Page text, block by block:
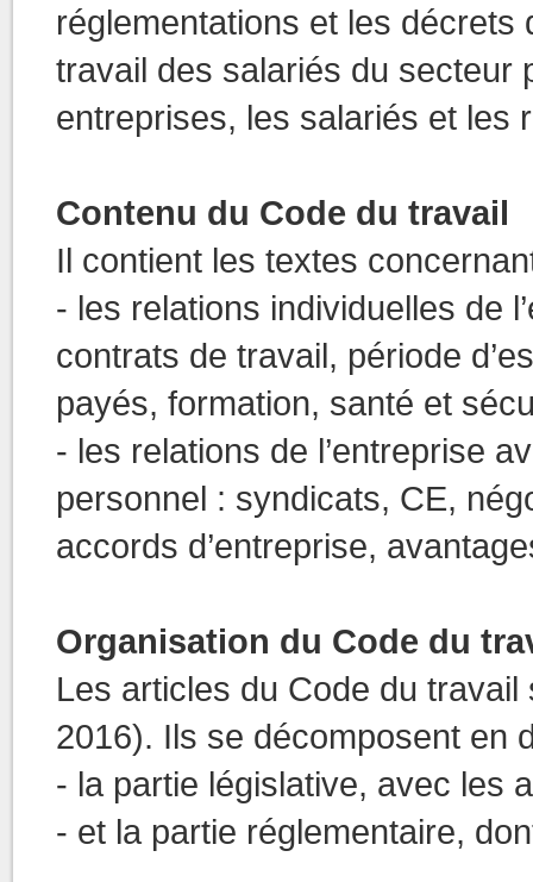
réglementations et les décrets
travail des salariés du secteur
entreprises, les salariés et les
Contenu du Code du travail
Il contient les textes
- les relations individuelles de
contrats de travail, période
payés, formation, santé et
- les relations de l’entreprise
personnel : syndicats, CE,
accords d’entreprise,
Organisation du Code du
Les articles du Code du
2016). Ils se décomposent en
- la partie législative, avec les
- et la partie réglementaire,